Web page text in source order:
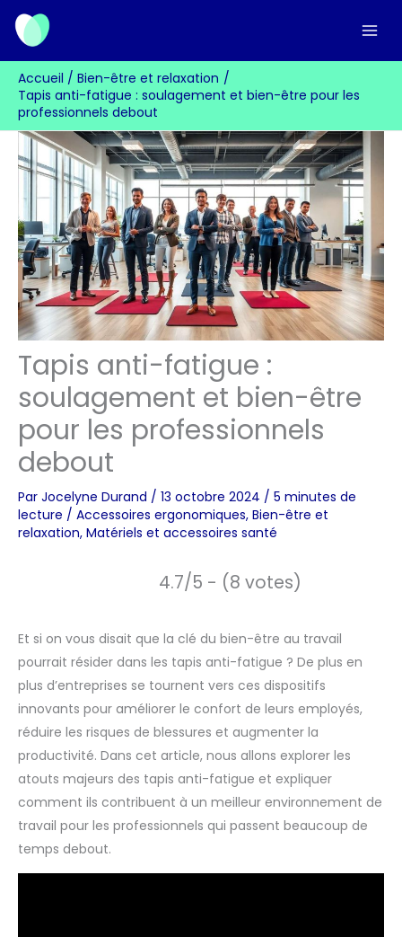
Aller
contenu
Accueil
Bien-être et relaxation
Tapis anti-fatigue : soulagement et bien-être pour les
professionnels debout
Tapis anti-fatigue :
soulagement et bien-être
pour les professionnels
debout
Par Jocelyne Durand / 13 octobre 2024 / 5 minutes de
lecture / Accessoires ergonomiques, Bien-être et
relaxation, Matériels et accessoires santé
4.7/5 - (8 votes)
Et si on vous disait que la clé du bien-être au travail
pourrait résider dans les tapis anti-fatigue ? De plus en
plus d’entreprises se tournent vers ces dispositifs
innovants pour améliorer le confort de leurs employés,
réduire les risques de blessures et augmenter la
productivité. Dans cet article, nous allons explorer les
atouts majeurs des tapis anti-fatigue et expliquer
comment ils contribuent à un meilleur environnement de
travail pour les professionnels qui passent beaucoup de
temps debout.